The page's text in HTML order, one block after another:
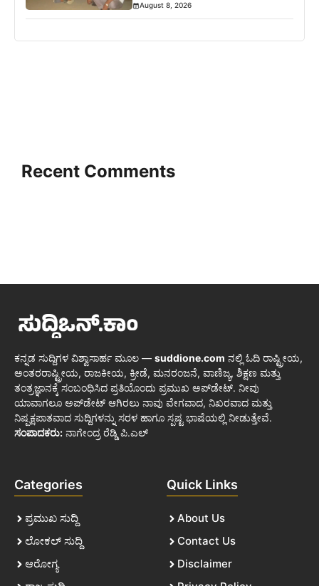
August 8, 2026
Recent Comments
ಕನ್ನಡ ಸುದ್ದಿಗಳ ವಿಶ್ವಾಸಾರ್ಹ ಮೂಲ — suddione.com ನಲ್ಲಿ ಓದಿ ರಾಷ್ಟ್ರೀಯ,
ಅಂತರರಾಷ್ಟ್ರೀಯ, ರಾಜಕೀಯ, ಕ್ರೀಡೆ, ಮನರಂಜನೆ, ವಾಣಿಜ್ಯ, ಶಿಕ್ಷಣ ಮತ್ತು
ತಂತ್ರಜ್ಞಾನಕ್ಕೆ ಸಂಬಂಧಿಸಿದ ಪ್ರತಿಯೊಂದು ಪ್ರಮುಖ ಅಪ್‌ಡೇಟ್. ನೀವು
ಯಾವಾಗಲೂ ಅಪ್‌ಡೇಟ್ ಆಗಿರಲು ನಾವು ವೇಗವಾದ, ನಿಖರವಾದ ಮತ್ತು
ನಿಷ್ಪಕ್ಷಪಾತವಾದ ಸುದ್ದಿಗಳನ್ನು ಸರಳ ಹಾಗೂ ಸ್ಪಷ್ಟ ಭಾಷೆಯಲ್ಲಿ ನೀಡುತ್ತೇವೆ.
ಸಂಪಾದಕರು: ನಾಗೇಂದ್ರ ರೆಡ್ಡಿ ಪಿ.ಎಲ್
Categories
ಪ್ರಮುಖ ಸುದ್ದಿ
ಲೋಕಲ್ ಸುದ್ದಿ
ಆರೋಗ್ಯ
Quick Links
About Us
Contact Us
Disclaimer